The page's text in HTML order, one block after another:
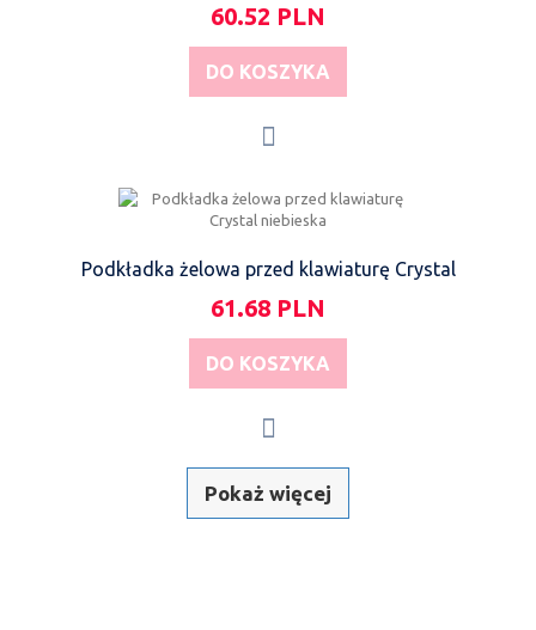
60.52 PLN
DO KOSZYKA
Podkładka żelowa przed klawiaturę Crystal
61.68 PLN
DO KOSZYKA
Pokaż więcej